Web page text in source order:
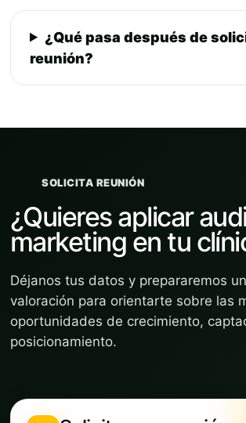
¿Qué pasa después de
reunión?
SOLICITA REUNIÓN
¿Quieres aplicar
marketing en tu
Déjanos tus datos y prepararemos
valoración para orientarte sobre las
oportunidades de crecimiento,
posicionamiento.